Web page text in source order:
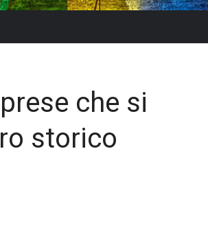
che si
storico